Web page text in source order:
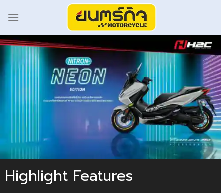
Highlight Features